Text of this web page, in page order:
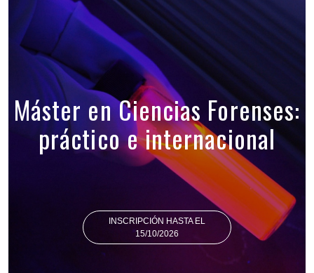
Máster en Ciencias Forenses:
práctico e internacional
INSCRIPCIÓN HASTA EL
15/10/2026